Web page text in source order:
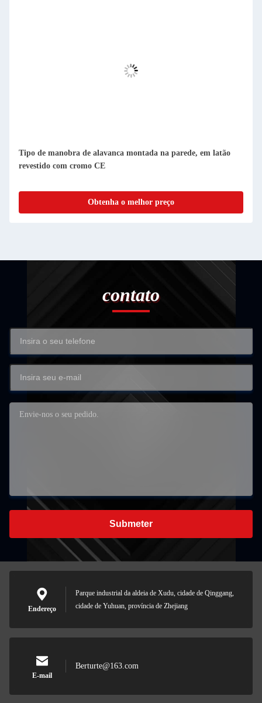
Tipo de manobra de alavanca montada na parede, em latão
revestido com cromo CE
Obtenha o melhor preço
contato
Submeter
Endereço
Parque industrial da aldeia de Xudu, cidade de Qinggang,
cidade de Yuhuan, província de Zhejiang
E-mail
Berturte@163.com